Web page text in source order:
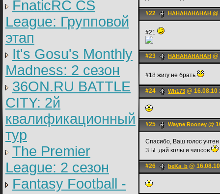
FnaticRC CS
League: Групповой
этап
It's Gosu's Monthly
Madness: 2 сезон
36ON.RU BATTLE
CITY: 2й
квалификационный
тур
The Premier
League: 2 cезон
Fantasy Football -
#22 HAHAHAHAHAH @
#21
#23 HAHAHAHAHAH @
#18 жигу не брать
#24 Wh173 @ 16.08.10
#25 Wayne Rooney @
Спасибо, Ваш голос учтен
З.Ы. дай колы и чипсов
#26 beKa_b @